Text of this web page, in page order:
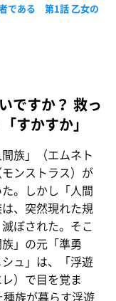
である 第1話 乙女の
ですか？ 救っ
すかすか」
族」（エムネト
ンストラス）が
。しかし「人間
、突然現れた規
ぼされた。そこ
」の元「準勇
ュ」は、「浮遊
）で目を覚ま
族が暮らす浮遊